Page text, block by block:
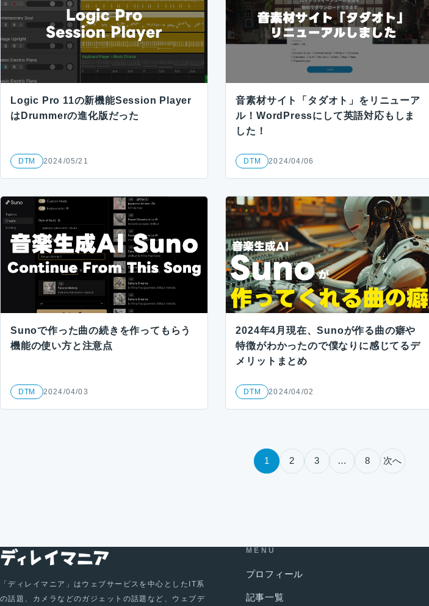
Logic Pro 11の新機能Session Player
はDrummerの進化版だった
DTM 2024/05/21
音素材サイト「タダオト」をリニューア
ル！WordPressにして英語対応もしま
した！
DTM 2024/04/06
Sunoで作った曲の続きを作ってもらう
機能の使い方と注意点
DTM 2024/04/03
2024年4月現在、Sunoが作る曲の癖や
特徴がわかったので僕なりに感じてるデ
メリットまとめ
DTM 2024/04/02
1 2 3 … 8 次へ
「ディレイマニア」はウェブサービスを中心としたIT系
の話題、カメラなどのガジェットの話題など、ウェブデ
MENU
プロフィール
記事一覧